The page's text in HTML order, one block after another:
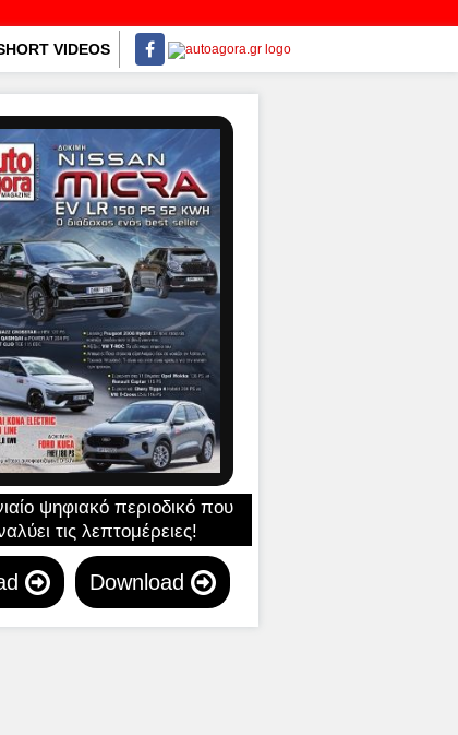
VIDEOS
ψηφιακό περιοδικό που
τις λεπτομέρειες!
Download